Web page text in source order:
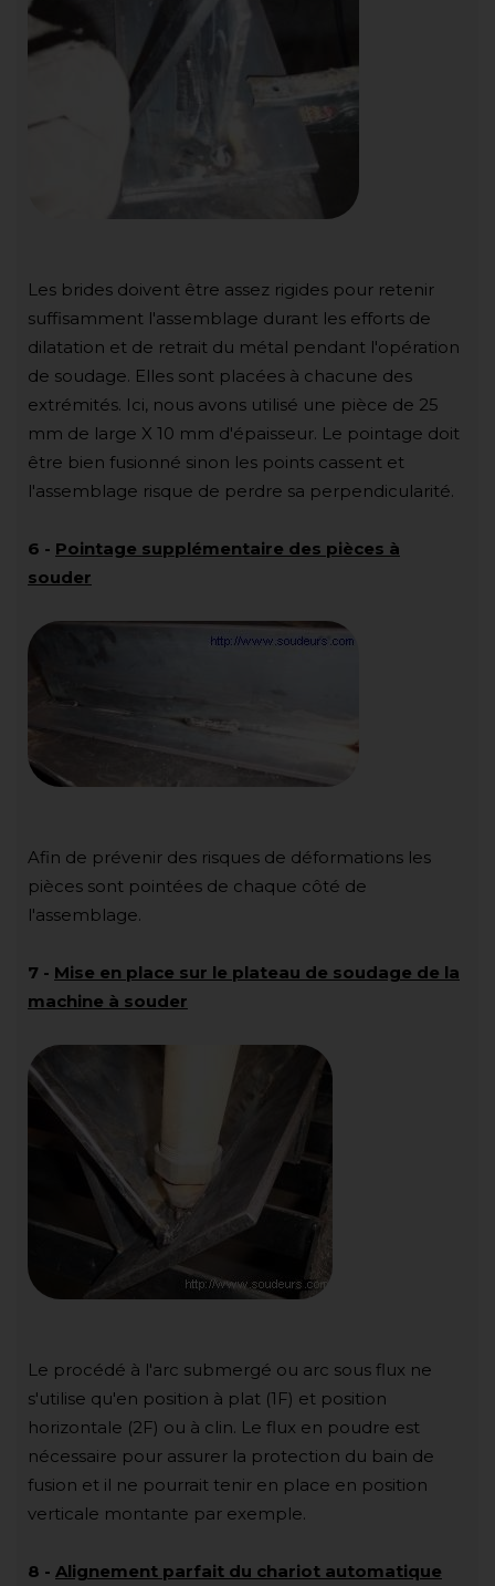
Les brides doivent être assez rigides pour retenir
suffisamment l'assemblage durant les efforts de
dilatation et de retrait du métal pendant l'opération
de soudage. Elles sont placées à chacune des
extrémités. Ici, nous avons utilisé une pièce de 25
mm de large X 10 mm d'épaisseur. Le pointage doit
être bien fusionné sinon les points cassent et
l'assemblage risque de perdre sa perpendicularité.
6 - Pointage supplémentaire des pièces à
souder
Afin de prévenir des risques de déformations les
pièces sont pointées de chaque côté de
l'assemblage.
7 - Mise en place sur le plateau de soudage de la
machine à souder
Le procédé à l'arc submergé ou arc sous flux ne
s'utilise qu'en position à plat (1F) et position
horizontale (2F) ou à clin. Le flux en poudre est
nécessaire pour assurer la protection du bain de
fusion et il ne pourrait tenir en place en position
verticale montante par exemple.
8 - Alignement parfait du chariot automatique